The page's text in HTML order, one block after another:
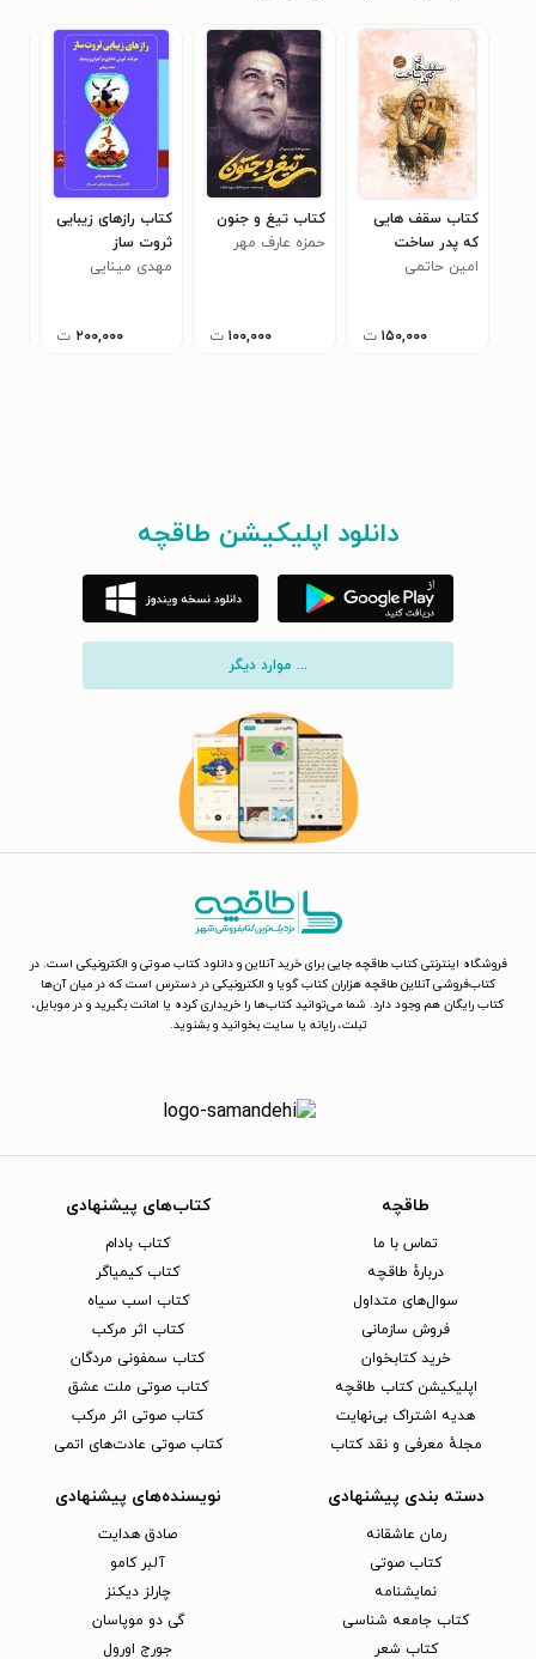
کتاب سقف هایی
که پدر ساخت
امین حاتمی
۱۵۰,۰۰۰ ت
کتاب تیغ و جنون
حمزه عارف مهر
۱۰۰,۰۰۰ ت
کتاب رازهای زیبایی
ثروت ساز
مهدی مینایی
۲۰۰,۰۰۰ ت
دانلود اپلیکیشن طاقچه
... موارد دیگر
فروشگاه اینترنتی کتاب طاقچه جایی برای خرید آنلاین و دانلود کتاب صوتی و الکترونیکی است. در
کتاب‌فروشی آنلاین طاقچه هزاران کتاب گویا و الکترونیکی در دسترس است که در میان آن‌ها
کتاب رایگان هم وجود دارد. شما می‌توانید کتاب‌ها را خریداری کرده یا امانت بگیرید و در موبایل،
تبلت، رایانه یا سایت بخوانید و بشنوید.
طاقچه
تماس با ما
دربارهٔ طاقچه
سوال‌های متداول
فروش سازمانی
خرید کتابخوان
اپلیکیشن کتاب طاقچه
هدیه اشتراک بی‌نهایت
مجلهٔ معرفی و نقد کتاب
کتاب‌های پیشنهادی
کتاب بادام
کتاب کیمیاگر
کتاب اسب سیاه
کتاب اثر مرکب
کتاب سمفونی مردگان
کتاب صوتی ملت عشق
کتاب صوتی اثر مرکب
کتاب صوتی عادت‌های اتمی
دسته بندی پیشنهادی
رمان عاشقانه
کتاب‌ صوتی
نمایشنامه
کتاب جامعه شناسی
کتاب شعر
نویسنده‌های پیشنهادی
صادق هدایت
آلبر کامو
چارلز دیکنز
گی دو موپاسان
جورج اورول